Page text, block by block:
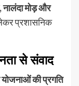
नालंदा मोड़ और
प्रशासनिक
से संवाद
की प्रगति